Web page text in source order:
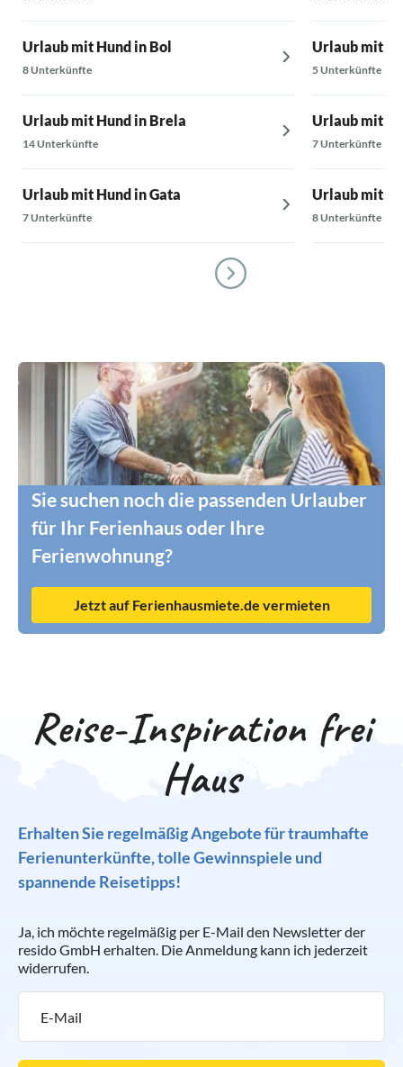
Urlaub mit Hund in Bol
8 Unterkünfte
Urlaub mit Hund in Brela
14 Unterkünfte
Urlaub mit Hund in Gata
7 Unterkünfte
Urlaub mit
5 Unterkünfte
Urlaub mit
7 Unterkünfte
Urlaub mit
8 Unterkünfte
Sie suchen noch die passenden Urlauber
für Ihr Ferienhaus oder Ihre
Ferienwohnung?
Jetzt auf Ferienhausmiete.de vermieten
Reise-Inspiration frei
Haus
Erhalten Sie regelmäßig Angebote für traumhafte
Ferienunterkünfte, tolle Gewinnspiele und
spannende Reisetipps!
Ja, ich möchte regelmäßig per E-Mail den Newsletter der
resido GmbH erhalten. Die Anmeldung kann ich jederzeit
widerrufen.